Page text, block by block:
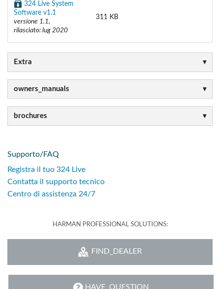
324 Live System
Software v1.1
versione 1.1,
rilasciato: lug 2020
311 KB
Extra
owners_manuals
brochures
Supporto/FAQ
Registra il tuo 324 Live
Contatta il supporto tecnico
Centro di assistenza 24/7
HARMAN PROFESSIONAL SOLUTIONS:
FIND_DEALER
HAVE_QUESTION